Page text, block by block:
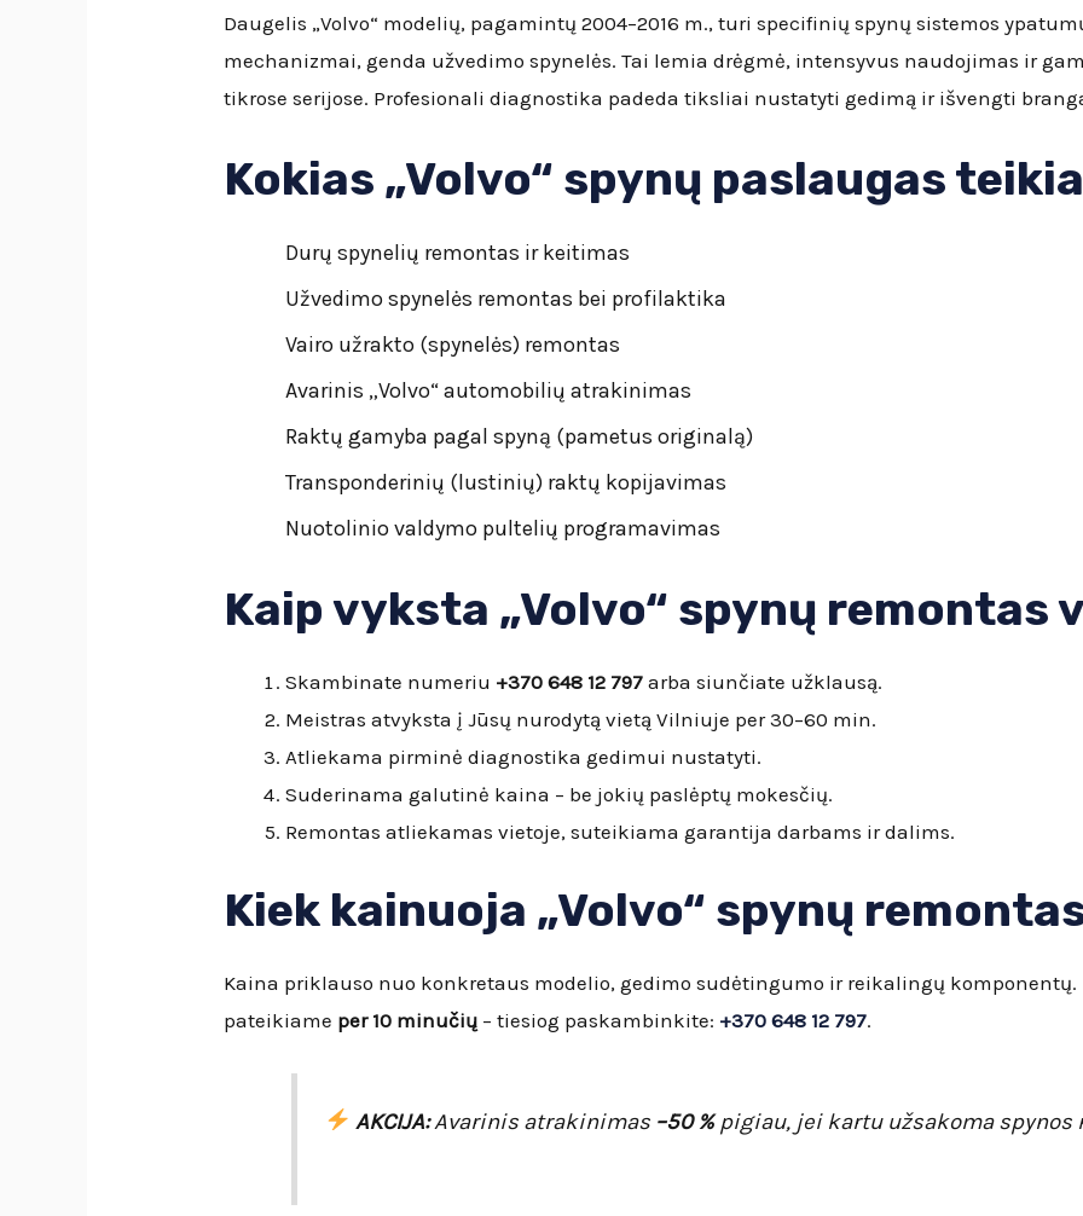
Daugelis „Volvo“ modelių, pagamintų 2004–2016 m., turi specifinių spynų sistemos
mechanizmai, genda užvedimo spynelės. Tai lemia drėgmė, intensyvus naudojimas ir
tikrose serijose. Profesionali diagnostika padeda tiksliai nustatyti gedimą ir išvengti
Kokias „Volvo“ spynų paslaugas
Durų spynelių remontas ir keitimas
Užvedimo spynelės remontas bei profilaktika
Vairo užrakto (spynelės) remontas
Avarinis „Volvo“ automobilių atrakinimas
Raktų gamyba pagal spyną (pametus originalą)
Transponderinių (lustinių) raktų kopijavimas
Nuotolinio valdymo pultelių programavimas
Kaip vyksta „Volvo“ spynų remontas
Skambinate numeriu +370 648 12 797 arba siunčiate užklausą.
Meistras atvyksta į Jūsų nurodytą vietą Vilniuje per 30–60 min.
Atliekama pirminė diagnostika gedimui nustatyti.
Suderinama galutinė kaina – be jokių paslėptų mokesčių.
Remontas atliekamas vietoje, suteikiama garantija darbams ir dalims.
Kiek kainuoja „Volvo“ spynų
Kaina priklauso nuo konkretaus modelio, gedimo sudėtingumo ir reikalingų
pateikiame per 10 minučių – tiesiog paskambinkite: +370 648 12 797.
AKCIJA:Avarinis atrakinimas –50 %pigiau, jei kartu užsakoma spynos